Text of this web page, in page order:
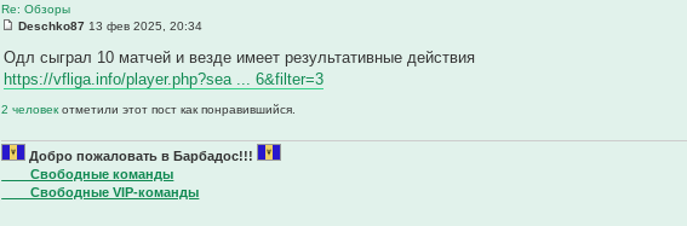
Re: Обзоры
Deschko87 13 фев 2025, 20:34
Одл сыграл 10 матчей и везде имеет результативные действия
https://vfliga.info/player.php?sea ... 6&filter=3
2 человекотметили этот пост как понравившийся.
Добро пожаловать в Барбадос!!!
____Свободные команды
____Свободные VIP-команды